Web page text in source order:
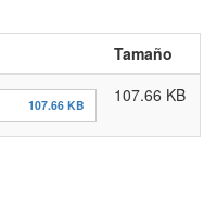
Tamaño
107.66 KB 107.66 KB